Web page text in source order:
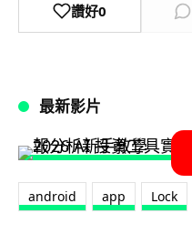
讚好0
最新影片
android app Lock